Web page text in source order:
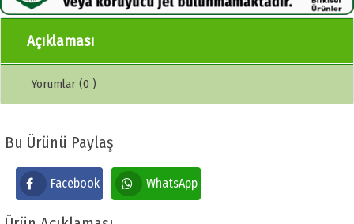
Açıklaması
Yorumlar (0 )
Bu Ürünü Paylaş
Facebook WhatsApp